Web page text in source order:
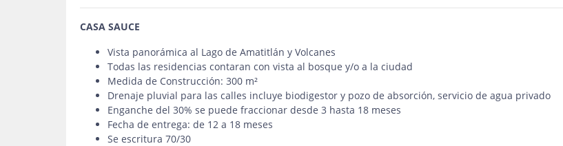
CASA SAUCE
Vista panorámica al Lago de Amatitlán y Volcanes
Todas las residencias contaran con vista al bosque y/o a la ciudad
Medida de Construcción: 300 m²
Drenaje pluvial para las calles incluye biodigestor y pozo de absorción, servicio de agua privado
Enganche del 30% se puede fraccionar desde 3 hasta 18 meses
Fecha de entrega: de 12 a 18 meses
Se escritura 70/30